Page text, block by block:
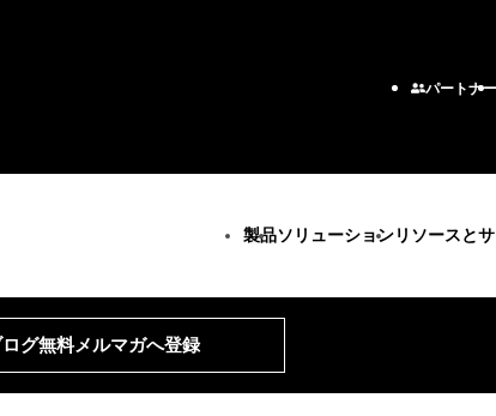
パートナー
製品
すべての製品
Minitab Solution Center
Minitab Statistical
ソリューション
重要な能力
リソースと
全リソースとサービス
技術サポー
会社
グ無料メルマガへ登録